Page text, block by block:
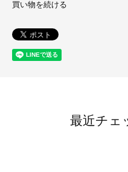
買い物を続ける
最近チェ